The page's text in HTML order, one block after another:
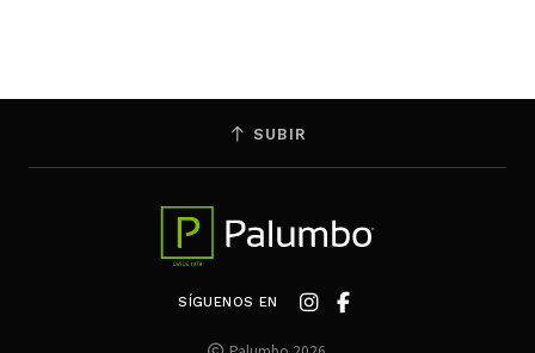
SUBIR
SÍGUENOS EN